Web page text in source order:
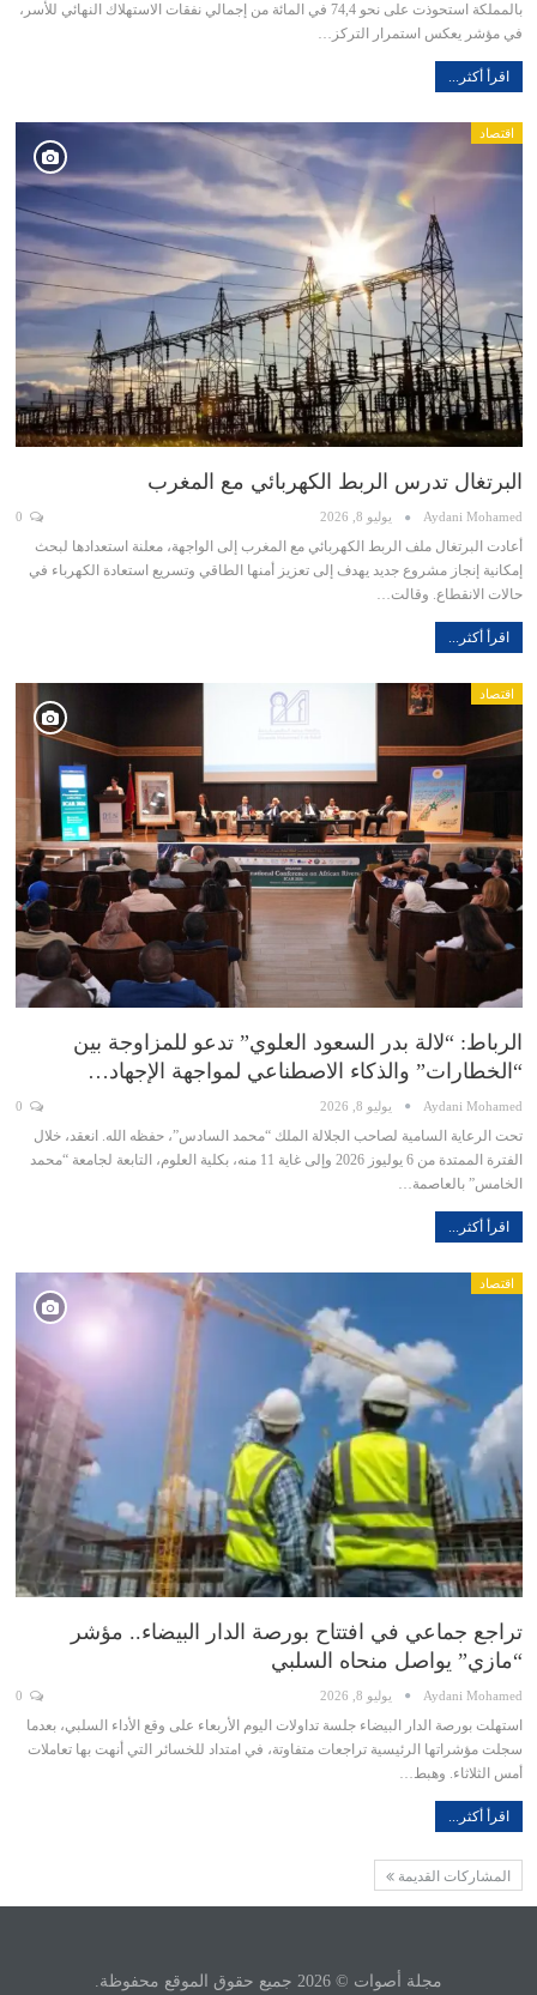
بالمملكة استحوذت على نحو 74,4 في المائة من إجمالي نفقات الاستهلاك النهائي للأسر،
في مؤشر يعكس استمرار التركز…
اقرأ أكثر...
اقتصاد
البرتغال تدرس الربط الكهربائي مع المغرب
Aydani Mohamed يوليو 8, 2026
أعادت البرتغال ملف الربط الكهربائي مع المغرب إلى الواجهة، معلنة استعدادها لبحث
إمكانية إنجاز مشروع جديد يهدف إلى تعزيز أمنها الطاقي وتسريع استعادة الكهرباء في
حالات الانقطاع. وقالت…
اقرأ أكثر...
اقتصاد
الرباط: “لالة بدر السعود العلوي” تدعو للمزاوجة بين
“الخطارات” والذكاء الاصطناعي لمواجهة الإجهاد…
Aydani Mohamed يوليو 8, 2026
تحت الرعاية السامية لصاحب الجلالة الملك “محمد السادس”، حفظه الله. انعقد، خلال
الفترة الممتدة من 6 يوليوز 2026 وإلى غاية 11 منه، بكلية العلوم، التابعة لجامعة “محمد
الخامس” بالعاصمة…
اقرأ أكثر...
اقتصاد
تراجع جماعي في افتتاح بورصة الدار البيضاء.. مؤشر
“مازي” يواصل منحاه السلبي
Aydani Mohamed يوليو 8, 2026
استهلت بورصة الدار البيضاء جلسة تداولات اليوم الأربعاء على وقع الأداء السلبي، بعدما
سجلت مؤشراتها الرئيسية تراجعات متفاوتة، في امتداد للخسائر التي أنهت بها تعاملات
أمس الثلاثاء. وهبط…
اقرأ أكثر...
المشاركات القديمة
مجلة أصوات © 2026 جميع حقوق الموقع محفوظة.